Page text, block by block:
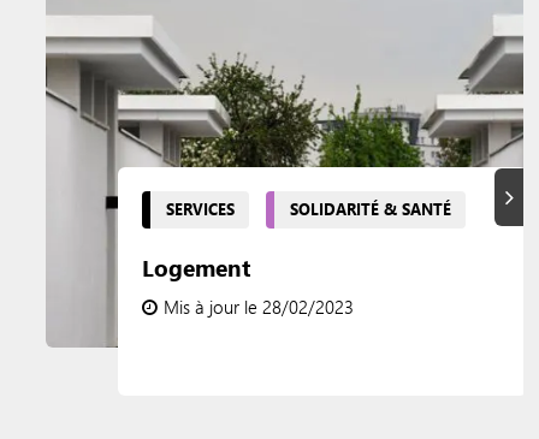
SERVICES SOLIDARITÉ & SANTÉ
Logement
Mis à jour le 28/02/2023